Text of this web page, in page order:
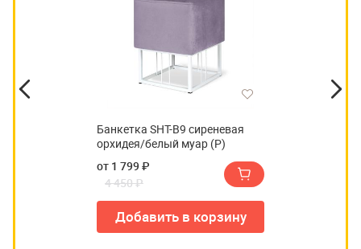
Банкетка SHT-B9 сиреневая
орхидея/белый муар (Р)
от 1 799 ₽
4 450 ₽
Добавить в корзину